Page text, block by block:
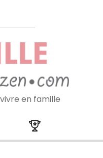
en famille